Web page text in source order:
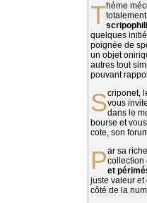
Thème méconnu des collectionneurs et
quelques
poignée de
un objet
autres tout
pouvant
vous
dans le
bourse et
cote, son
Par sa richesse et sa diversité, lacollection
et
juste valeur et
côté de la